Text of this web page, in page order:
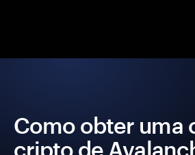
Como obter uma
cripto de